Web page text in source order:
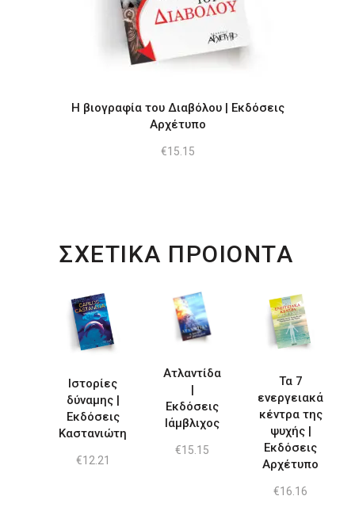
Η βιογραφία του Διαβόλου | Εκδόσεις
Αρχέτυπο
€15.15
ΣΧΕΤΙΚΑ ΠΡΟΙΟΝΤΑ
Ιστορίες
δύναμης |
Εκδόσεις
Καστανιώτη
€12.21
Ατλαντίδα
|
Εκδόσεις
Ιάμβλιχος
€15.15
Τα 7
ενεργειακά
κέντρα της
ψυχής |
Εκδόσεις
Αρχέτυπο
€16.16